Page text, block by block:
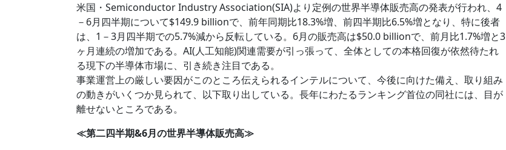
米国・Semiconductor Industry Association(SIA)より定例の世界半導体販売高の発表が行われ、4
－6月四半期について$149.9 billionで、前年同期比18.3%増、前四半期比6.5%増となり、特に後者
は、1－3月四半期での5.7%減から反転している。6月の販売高は$50.0 billionで、前月比1.7%増と3
ヶ月連続の増加である。AI(人工知能)関連需要が引っ張って、全体としての本格回復が依然待たれ
る現下の半導体市場に、引き続き注目である。
事業運営上の厳しい要因がこのところ伝えられるインテルについて、今後に向けた備え、取り組み
の動きがいくつか見られて、以下取り出している。長年にわたるランキング首位の同社には、目が
離せないところである。
≪第二四半期&6月の世界半導体販売高≫